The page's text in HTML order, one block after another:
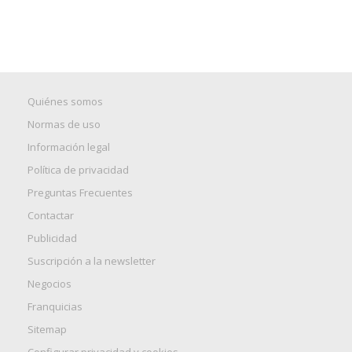
Quiénes somos
Normas de uso
Información legal
Política de privacidad
Preguntas Frecuentes
Contactar
Publicidad
Suscripción a la newsletter
Negocios
Franquicias
Sitemap